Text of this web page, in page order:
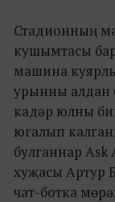
Стадионның
кушымтасы
машина
урынны алдан
кадәр юлны
югалып
булганнар
хуҗасы Артур
чат-ботка